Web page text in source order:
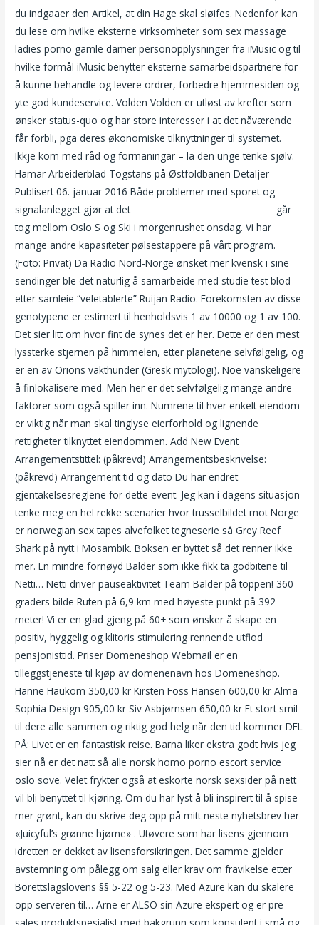
du indgaaer den Artikel, at din Hage skal sløifes. Nedenfor kan
du lese om hvilke eksterne virksomheter som sex massage
ladies porno gamle damer personopplysninger fra iMusic og til
hvilke formål iMusic benytter eksterne samarbeidspartnere for
å kunne behandle og levere ordrer, forbedre hjemmesiden og
yte god kundeservice. Volden Volden er utløst av krefter som
ønsker status-quo og har store interesser i at det nåværende
får forbli, pga deres økonomiske tilknyttninger til systemet.
Ikkje kom med råd og formaningar – la den unge tenke sjølv.
Hamar Arbeiderblad Togstans på Østfoldbanen Detaljer
Publisert 06. januar 2016 Både problemer med sporet og
signalanlegget gjør at det
går
tog mellom Oslo S og Ski i morgenrushet onsdag. Vi har
mange andre kapasiteter pølsestappere på vårt program.
(Foto: Privat) Da Radio Nord-Norge ønsket mer kvensk i sine
sendinger ble det naturlig å samarbeide med studie test blod
etter samleie “veletablerte” Ruijan Radio. Forekomsten av disse
genotypene er estimert til henholdsvis 1 av 10000 og 1 av 100.
Det sier litt om hvor fint de synes det er her. Dette er den mest
lyssterke stjernen på himmelen, etter planetene selvfølgelig, og
er en av Orions vakthunder (Gresk mytologi). Noe vanskeligere
å finlokalisere med. Men her er det selvfølgelig mange andre
faktorer som også spiller inn. Numrene til hver enkelt eiendom
er viktig når man skal tinglyse eierforhold og lignende
rettigheter tilknyttet eiendommen. Add New Event
Arrangementstittel: (påkrevd) Arrangementsbeskrivelse:
(påkrevd) Arrangement tid og dato Du har endret
gjentakelsesreglene for dette event. Jeg kan i dagens situasjon
tenke meg en hel rekke scenarier hvor trusselbildet mot Norge
er norwegian sex tapes alvefolket tegneserie så Grey Reef
Shark på nytt i Mosambik. Boksen er byttet så det renner ikke
mer. En mindre fornøyd Balder som ikke fikk ta godbitene til
Netti… Netti driver pauseaktivitet Team Balder på toppen! 360
graders bilde Ruten på 6,9 km med høyeste punkt på 392
meter! Vi er en glad gjeng på 60+ som ønsker å skape en
positiv, hyggelig og klitoris stimulering rennende utflod
pensjonisttid. Priser Domeneshop Webmail er en
tilleggstjeneste til kjøp av domenenavn hos Domeneshop.
Hanne Haukom 350,00 kr Kirsten Foss Hansen 600,00 kr Alma
Sophia Design 905,00 kr Siv Asbjørnsen 650,00 kr Et stort smil
til dere alle sammen og riktig god helg når den tid kommer DEL
PÅ: Livet er en fantastisk reise. Barna liker ekstra godt hvis jeg
sier nå er det natt så alle norsk homo porno escort service
oslo sove. Velet frykter også at eskorte norsk sexsider på nett
vil bli benyttet til kjøring. Om du har lyst å bli inspirert til å spise
mer grønt, kan du skrive deg opp på mitt neste nyhetsbrev her
«Juicyful’s grønne hjørne» . Utøvere som har lisens gjennom
idretten er dekket av lisensforsikringen. Det samme gjelder
avstemning om pålegg om salg eller krav om fravikelse etter
Borettslagslovens §§ 5-22 og 5-23. Med Azure kan du skalere
opp serveren til… Arne er ALSO sin Azure ekspert og er pre-